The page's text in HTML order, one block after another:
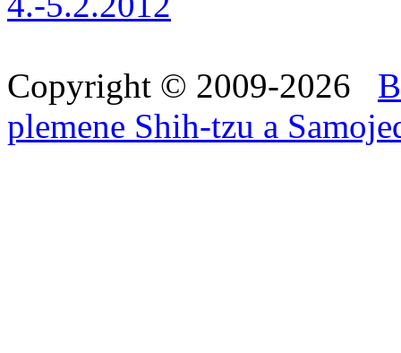
Copyright © 2009-2026
plemene Shih-tzu a